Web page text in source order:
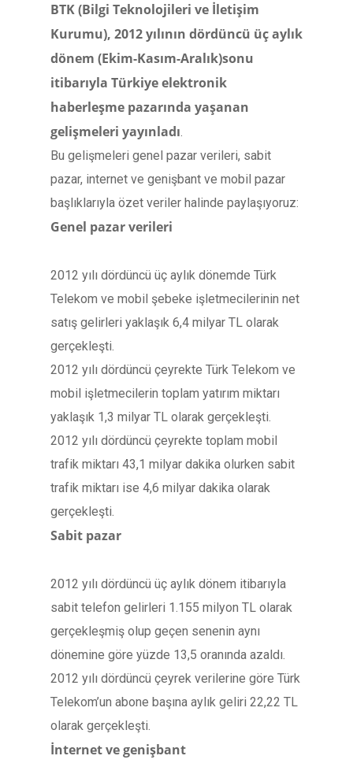
BTK (Bilgi Teknolojileri ve İletişim
Kurumu), 2012 yılının dördüncü üç aylık
dönem (Ekim-Kasım-Aralık)sonu
itibarıyla Türkiye elektronik
haberleşme pazarında yaşanan
gelişmeleri yayınladı.
Bu gelişmeleri genel pazar verileri, sabit
pazar, internet ve genişbant ve mobil pazar
başlıklarıyla özet veriler halinde paylaşıyoruz:
Genel pazar verileri
2012 yılı dördüncü üç aylık dönemde Türk
Telekom ve mobil şebeke işletmecilerinin net
satış gelirleri yaklaşık 6,4 milyar TL olarak
gerçekleşti.
2012 yılı dördüncü çeyrekte Türk Telekom ve
mobil işletmecilerin toplam yatırım miktarı
yaklaşık 1,3 milyar TL olarak gerçekleşti.
2012 yılı dördüncü çeyrekte toplam mobil
trafik miktarı 43,1 milyar dakika olurken sabit
trafik miktarı ise 4,6 milyar dakika olarak
gerçekleşti.
Sabit pazar
2012 yılı dördüncü üç aylık dönem itibarıyla
sabit telefon gelirleri 1.155 milyon TL olarak
gerçekleşmiş olup geçen senenin aynı
dönemine göre yüzde 13,5 oranında azaldı.
2012 yılı dördüncü çeyrek verilerine göre Türk
Telekom’un abone başına aylık geliri 22,22 TL
olarak gerçekleşti.
İnternet ve genişbant